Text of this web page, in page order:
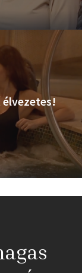
élvezetes!